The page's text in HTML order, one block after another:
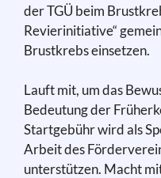
der TGÜ beim
Revierinitiative“
Brustkrebs einsetzen.
Lauft mit, um das
Bedeutung der
Startgebühr wird als
Arbeit des
unterstützen. Macht